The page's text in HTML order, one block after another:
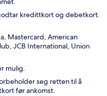
kredittkort og debetkort.
Mastercard, American
JCB International, Union
mulig.
seg retten til å
før ankomst.